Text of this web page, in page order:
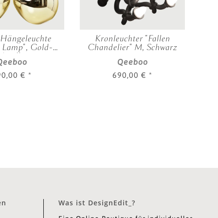
Gold-
€ *
Kronleuchter "Fallen
Chandelier" M, Schwarz
Qeeboo
690,00 € *
Was ist DesignEdit_?